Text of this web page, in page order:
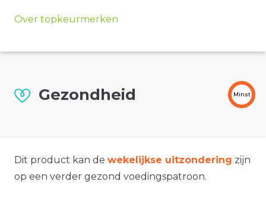
Over topkeurmerken
Gezondheid Minst
Dit product kan de wekelijkse uitzondering zijn
op een verder gezond voedingspatroon.